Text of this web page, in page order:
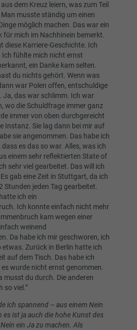
dem Kreuz leiern, was zum Teil
musste ständig um einen
möglich machen. Das war ein
für mich im Nachhinein bemerkt.
diese Karriere-Geschichte. Ich
Ich fühlte mich nicht ernst
ein Danke kam selten.
du nichts gehört. Wenn was
war Polen offen, entschuldige
Ja, das war schlimm. Ich war
wo die Schuldfrage immer ganz
immer von oben durchgereicht
Instanz. Sie lag dann bei mir auf
sie angenommen. Das habe ich
es das so war. Alles, was ich
einem sehr reflektierten State of
sehr viel gearbeitet. Das will ich
gab eine Zeit in Stuttgart, da ich
Stunden jeden Tag gearbeitet.
ich ein
Ich konnte einfach nicht mehr
kam wegen einer
weinend
Da habe ich mir geschworen, ich
etwas. Zurück in Berlin hatte ich
auf dem Tisch. Das habe ich
wurde nicht ernst genommen.
musst du durch. Die anderen
so viel.”
ich spannend – aus einem Nein
es ist ja auch die hohe Kunst des
ein Ja zu machen. Als